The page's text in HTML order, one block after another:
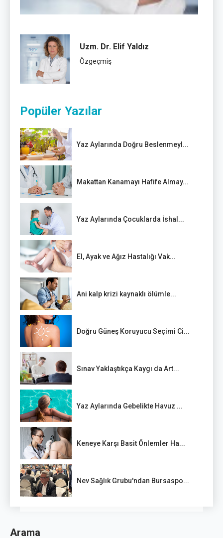
Uzm. Dr. Elif Yaldız
Özgeçmiş
Popüler Yazılar
Yaz Aylarında Doğru Beslenmeyl...
Makattan Kanamayı Hafife Almay...
Yaz Aylarında Çocuklarda İshal...
El, Ayak ve Ağız Hastalığı Vak...
Ani kalp krizi kaynaklı ölümle...
Doğru Güneş Koruyucu Seçimi Ci...
Sınav Yaklaştıkça Kaygı da Art...
Yaz Aylarında Gebelikte Havuz ...
Keneye Karşı Basit Önlemler Ha...
Nev Sağlık Grubu'ndan Bursaspo...
Arama